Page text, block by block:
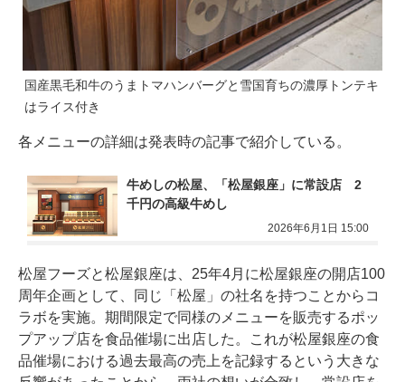
国産黒毛和牛のうまトマハンバーグと雪国育ちの濃厚トンテキ
はライス付き
各メニューの詳細は発表時の記事で紹介している。
牛めしの松屋、「松屋銀座」に常設店　2
千円の高級牛めし
2026年6月1日 15:00
松屋フーズと松屋銀座は、25年4月に松屋銀座の開店100
周年企画として、同じ「松屋」の社名を持つことからコ
ラボを実施。期間限定で同様のメニューを販売するポッ
プアップ店を食品催場に出店した。これが松屋銀座の食
品催場における過去最高の売上を記録するという大きな